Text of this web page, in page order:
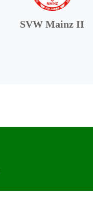
SVW Mainz II